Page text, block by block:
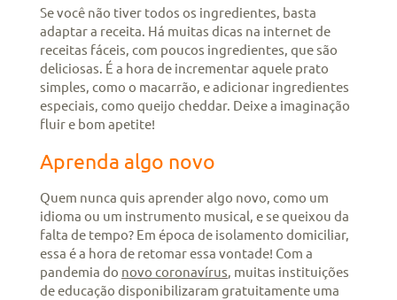
Se você não tiver todos os ingredientes, basta
adaptar a receita. Há muitas dicas na internet de
receitas fáceis, com poucos ingredientes, que são
deliciosas. É a hora de incrementar aquele prato
simples, como o macarrão, e adicionar ingredientes
especiais, como queijo cheddar. Deixe a imaginação
fluir e bom apetite!
Aprenda algo novo
Quem nunca quis aprender algo novo, como um
idioma ou um instrumento musical, e se queixou da
falta de tempo? Em época de isolamento domiciliar,
essa é a hora de retomar essa vontade! Com a
pandemia do novo coronavírus, muitas instituições
de educação disponibilizaram gratuitamente uma